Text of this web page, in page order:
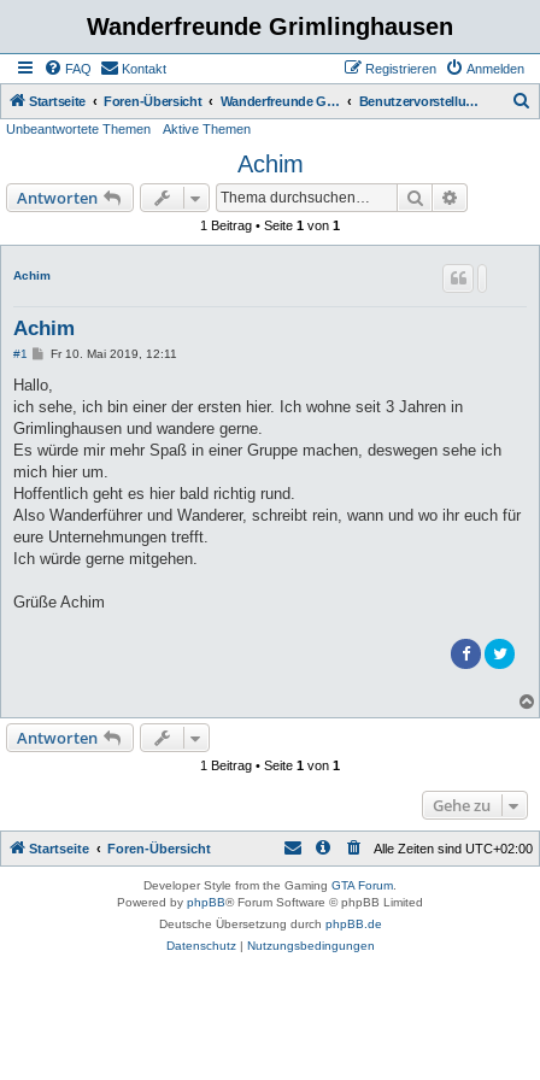
Wanderfreunde Grimlinghausen
FAQ Kontakt Anmelden
Registrieren
Startseite Foren-Übersicht Wanderfreunde Grimmlinghausen Benutzervorstellung
Unbeantwortete Themen Aktive Themen
Achim
Antworten Suche
1 Beitrag • Seite 1 von 1
Achim
Achim
#1
B
i
r
a
Fr 10. Mai 2019, 12:11
Hallo,
ich sehe, ich bin einer der ersten hier. Ich wohne seit 3 Jahren in
Grimlinghausen und wandere gerne.
Es würde mir mehr Spaß in einer Gruppe machen, deswegen sehe ich
mich hier um.
Hoffentlich geht es hier bald richtig rund.
Also Wanderführer und Wanderer, schreibt rein, wann und wo ihr euch für
eure Unternehmungen trefft.
Ich würde gerne mitgehen.
Grüße Achim
Antworten
1 Beitrag • Seite 1 von 1
Gehe zu
Startseite Foren-Übersicht Alle Zeiten sind UTC+02:00
Developer Style from the Gaming GTA Forum
Powered by phpBB® Forum Software © phpBB Limited
Deutsche Übersetzung durch phpBB.de
Datenschutz| Nutzungsbedingungen